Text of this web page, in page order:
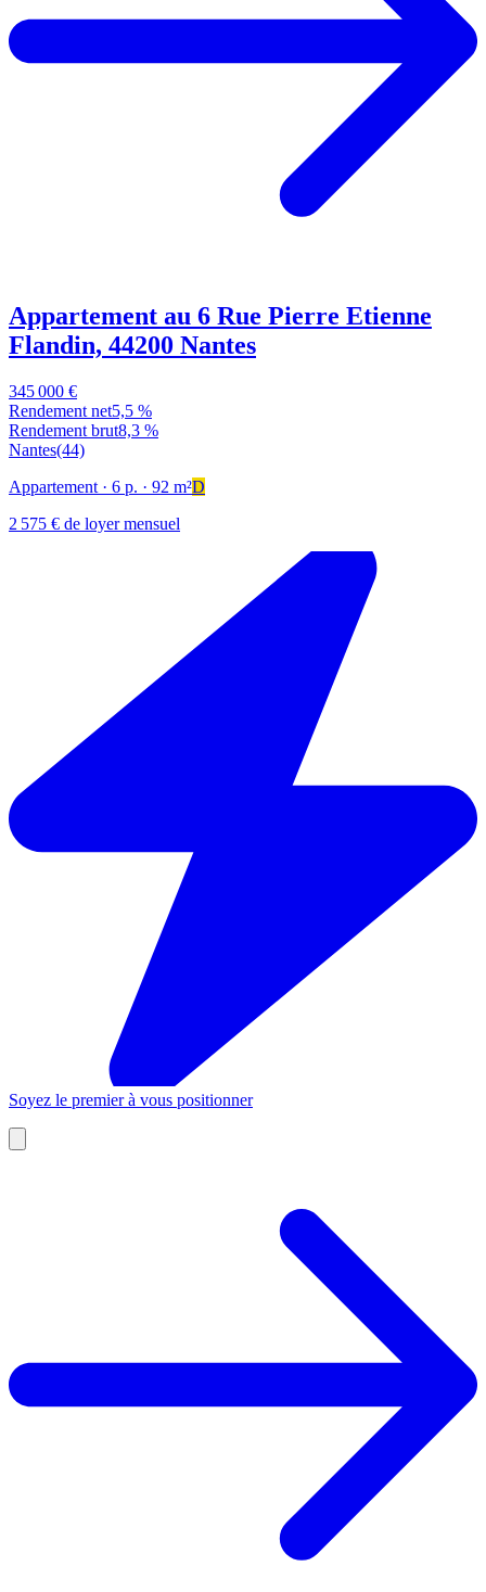
Appartement au 6 Rue Pierre Etienne
Flandin, 44200 Nantes
345 000 €
Rendement net5,5 %
Rendement brut8,3 %
Nantes(44)
Appartement · 6 p. · 92 m²D
2 575 € de loyer mensuel
Soyez le premier à vous positionner